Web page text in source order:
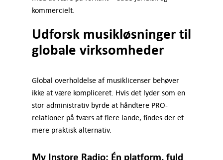
kommercielt.
Udforsk musikløsninger til
globale virksomheder
Global overholdelse af musiklicenser behøver
ikke at være kompliceret. Hvis det lyder som en
stor administrativ byrde at håndtere PRO-
relationer på tværs af flere lande, findes der et
mere praktisk alternativ.
My Instore Radio: Én platform, fuld